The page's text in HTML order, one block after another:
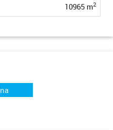
10965 m2